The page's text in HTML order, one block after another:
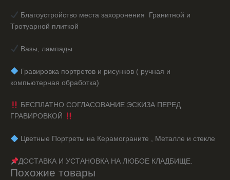
Благоустройство места захоронения Гранитной и
Тротуарной плиткой
Вазы, лампады
️ Гравировка портретов и рисунков ( ручная и
компьютерная обработка)
БЕСПЛАТНО СОГЛАСОВАНИЕ ЭСКИЗА ПЕРЕД
ГРАВИРОВКОЙ
️ Цветные Портреты на Керамограните , Металле и стекле
ДОСТАВКА И УСТАНОВКА НА ЛЮБОЕ КЛАДБИЩЕ.
Похожие товары